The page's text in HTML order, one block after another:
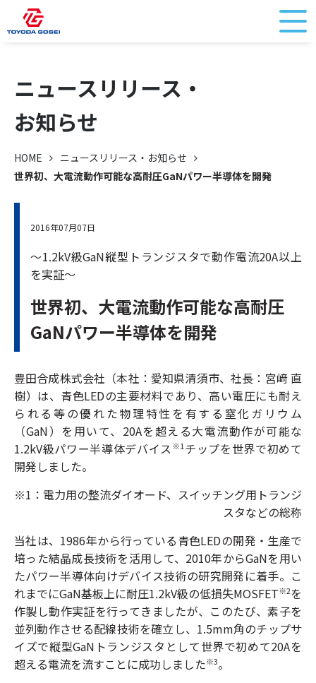
ニュースリリース・
お知らせ
HOME
ニュースリリース・お知らせ
世界初、大電流動作可能な高耐圧GaNパワー半導体を開発
2016年07月07日
～1.2kV級GaN縦型トランジスタで動作電流20A以上
を実証～
世界初、大電流動作可能な高耐圧
GaNパワー半導体を開発
豊田合成株式会社（本社：愛知県清須市、社長：宮﨑 直
樹）は、青色LEDの主要材料であり、高い電圧にも耐え
られる等の優れた物理特性を有する窒化ガリウム
（GaN）を用いて、20Aを超える大電流動作が可能な
1.2kV級パワー半導体デバイス※1チップを世界で初めて
開発しました。
※1：電力用の整流ダイオード、スイッチング用トランジ
スタなどの総称
当社は、1986年から行っている青色LEDの開発・生産で
培った結晶成長技術を活用して、2010年からGaNを用い
たパワー半導体向けデバイス技術の研究開発に着手。こ
れまでにGaN基板上に耐圧1.2kV級の低損失MOSFET※2を
作製し動作実証を行ってきましたが、このたび、素子を
並列動作させる配線技術を確立し、1.5mm角のチップサ
イズで縦型GaNトランジスタとして世界で初めて20Aを
超える電流を流すことに成功しました※3。